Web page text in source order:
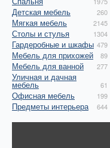
Детская мебель 260
Мягкая мебель 2145
Столы и стулья 1304
Гардеробные и шкафы 479
Мебель для прихожей 89
Мебель для ванной 277
Уличная и дачная
мебель 61
Офисная мебель 199
Предметы интерьера 644